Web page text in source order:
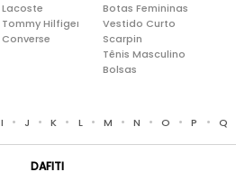
Lacoste
Tommy Hilfiger
Converse
Botas Femininas
Vestido Curto
Scarpin
Tênis Masculino
Bolsas
I • J • K • L • M • N • O • P • Q
DAFITI